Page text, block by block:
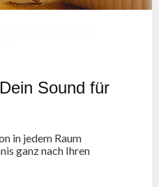
Sound für
in jedem Raum
ganz nach Ihren